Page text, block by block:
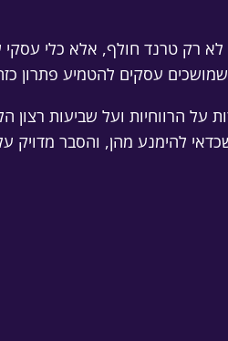
לא רק טרנד חולף, אלא כלי
עסקים להטמיע פתרון
הרווחיות ועל שביעות רצון
להימנע מהן, והסבר